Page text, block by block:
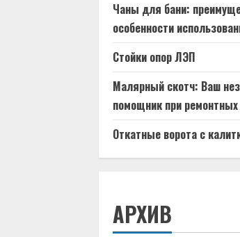
Чаны для бани:
особенности
Стойки опор ЛЭП
Малярный скотч: Ваш
помощник при ремонтных
Откатные ворота с
АРХИВ